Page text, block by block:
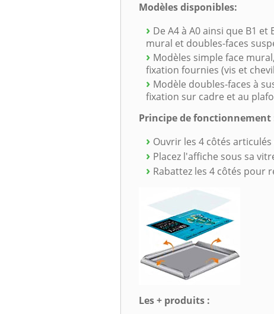
Modèles disponibles:
De A4 à A0 ainsi que B1
mural et doubles-faces
Modèles simple face
fixation fournies (vis et
Modèle doubles-faces à
fixation sur cadre et au
Principe de fonctionnement
Ouvrir les 4 côtés
Placez l'affiche sous sa
Rabattez les 4 côtés pour
Les + produits :